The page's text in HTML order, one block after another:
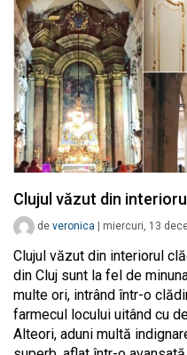
Clujul văzut din
de veronica miercuri, 13
Clujul văzut din interiorul
din Cluj sunt la fel de
multe ori, intrând într-o
farmecul locului uitând cu
Alteori, aduni multă